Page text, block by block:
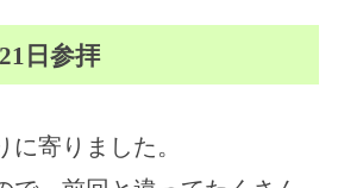
日参拝
寄りました。